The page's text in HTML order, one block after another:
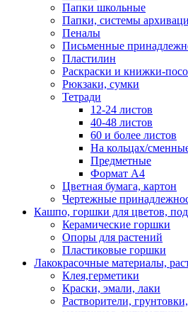
Папки школьные
Папки, системы
Пеналы
Письменные
Пластилин
Раскраски и книжки-
Рюкзаки, сумки
Тетради
12-24 листов
40-48 листов
60 и более листов
На кольцах/
Предметные
Формат А4
Цветная бумага, картон
Чертежные
Кашпо, горшки для цветов,
Керамические горшки
Опоры для растений
Пластиковые горшки
Лакокрасочные материалы,
Клея,герметики
Краски, эмали, лаки
Растворители,